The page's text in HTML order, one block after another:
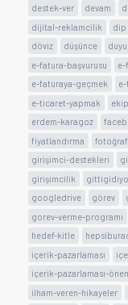
destek-ver
devam
dijital-reklamcilik
dip
döviz
düşünce
e-fatura-başvurusu
e-
e-faturaya-geçmek
e-ticaret-yapmak
ekip
erdem-karagoz
fiyatlandırma
fotoğraf
girişimci-destekleri
girişimcilik
googledrive
görev
gorev-verme-programı
hedef-kitle
içerik-pazarlaması
içerik-pazarlaması-
ilham-veren-hikayeler